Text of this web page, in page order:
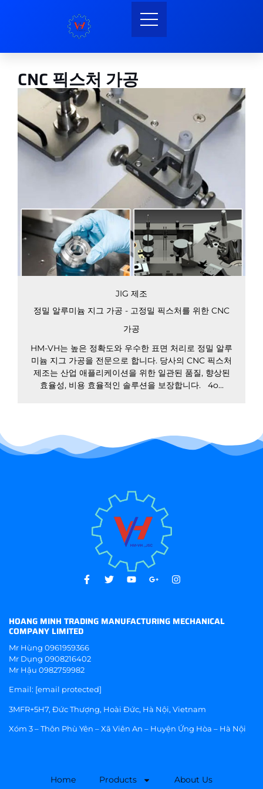
CNC 픽스처 가공
JIG 제조
정밀 알루미늄 지그 가공 - 고정밀 픽스처를 위한 CNC
가공
HM-VH는 높은 정확도와 우수한 표면 처리로 정밀 알루
미늄 지그 가공을 전문으로 합니다. 당사의 CNC 픽스처
제조는 산업 애플리케이션을 위한 일관된 품질, 향상된
효율성, 비용 효율적인 솔루션을 보장합니다. 4o...
HOANG MINH TRADING MANUFACTURING MECHANICAL
COMPANY LIMITED
Mr Hùng 0961959366
Mr Dụng 0908216402
Mr Hậu 0982759982
Email: [email protected]
3MFR+5H7, Đức Thượng, Hoài Đức, Hà Nội, Vietnam
Xóm 3 – Thôn Phù Yên – Xã Viên An – Huyện Ứng Hòa – Hà Nội
Home Products About Us